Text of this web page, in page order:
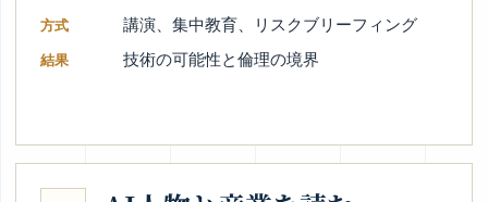
方式 講演、集中教育、リスクブリーフィング
結果 技術の可能性と倫理の境界